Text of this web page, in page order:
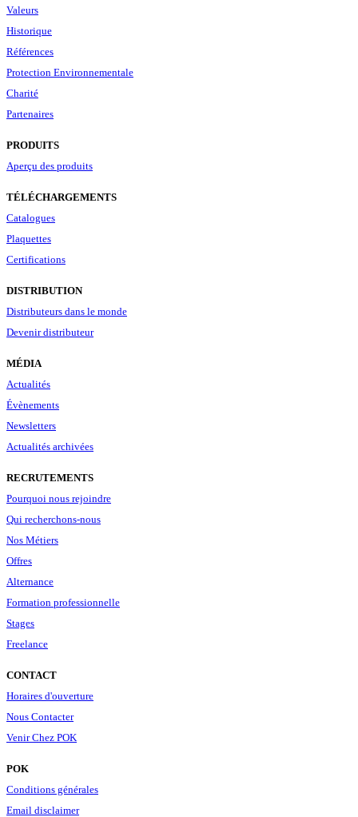
Valeurs
Historique
Références
Protection Environnementale
Charité
Partenaires
PRODUITS
Aperçu des produits
TÉLÉCHARGEMENTS
Catalogues
Plaquettes
Certifications
DISTRIBUTION
Distributeurs dans le monde
Devenir distributeur
MÉDIA
Actualités
Évènements
Newsletters
Actualités archivées
RECRUTEMENTS
Pourquoi nous rejoindre
Qui recherchons-nous
Nos Métiers
Offres
Alternance
Formation professionnelle
Stages
Freelance
CONTACT
Horaires d'ouverture
Nous Contacter
Venir Chez POK
POK
Conditions générales
Email disclaimer